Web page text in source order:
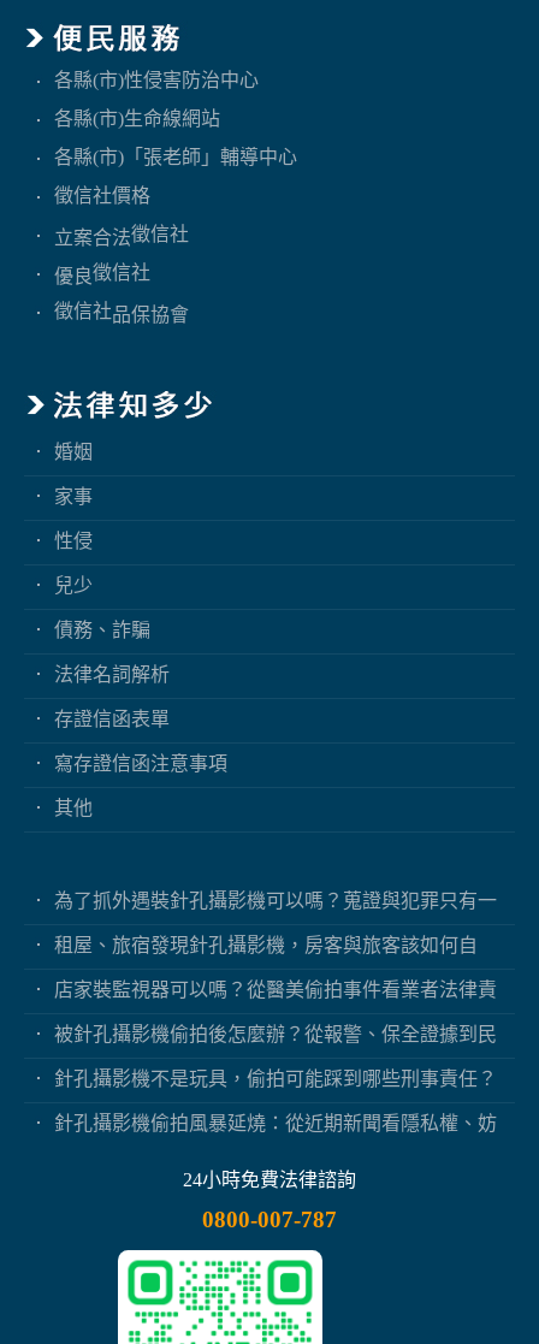
各縣(市)性侵害防治中心
各縣(市)生命線網站
各縣(市)「張老師」輔導中心
徵信社價格
立案合法徵信社
優良徵信社
徵信社品保協會
婚姻
家事
性侵
兒少
債務、詐騙
法律名詞解析
存證信函表單
寫存證信函注意事項
其他
為了抓外遇裝針孔攝影機可以嗎？蒐證與犯罪只有一
租屋、旅宿發現針孔攝影機，房客與旅客該如何自
店家裝監視器可以嗎？從醫美偷拍事件看業者法律責
被針孔攝影機偷拍後怎麼辦？從報警、保全證據到民
針孔攝影機不是玩具，偷拍可能踩到哪些刑事責任？
針孔攝影機偷拍風暴延燒：從近期新聞看隱私權、妨
24小時免費法律諮詢
0800-007-787